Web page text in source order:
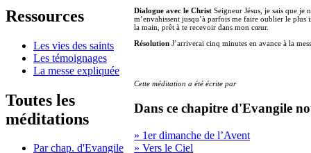
Ressources
Les vies des saints
Les témoignages
La messe expliquée
Toutes les
méditations
Par chap. d'Evangile
Dialogue avec le Christ Seigneur Jésus, je sais que
m’envahissent jusqu’à parfois me faire oublier le
la main, prêt à te recevoir dans mon cœur.
Résolution J’arriverai cinq minutes en avance à la
Cette méditation a été écrite par
Dans ce chapitre d'Evangile
» 1er dimanche de l’Avent
» Vers le Ciel